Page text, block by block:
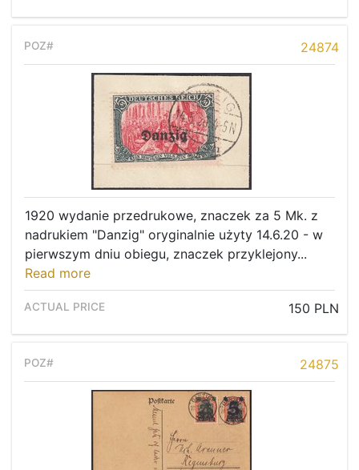
24874
1920 wydanie przedrukowe, znaczek za 5 Mk. z
nadrukiem "Danzig" oryginalnie użyty 14.6.20 - w
pierwszym dniu obiegu, znaczek przyklejony...
Read more
150 PLN
24875